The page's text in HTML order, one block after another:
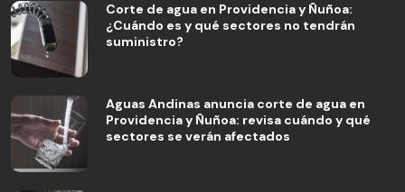
Corte de agua en Providencia y Ñuñoa:
¿Cuándo es y qué sectores no tendrán
suministro?
Aguas Andinas anuncia corte de agua en
Providencia y Ñuñoa: revisa cuándo y qué
sectores se verán afectados